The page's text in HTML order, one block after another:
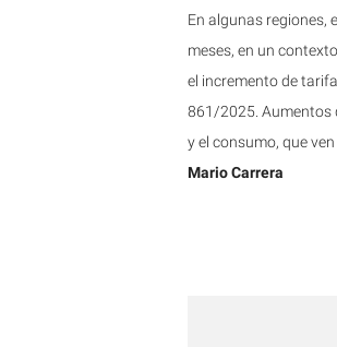
En algunas regiones,
meses, en un
el incremento de
861/2025. Aumentos
y el consumo, que
Mario Carrera